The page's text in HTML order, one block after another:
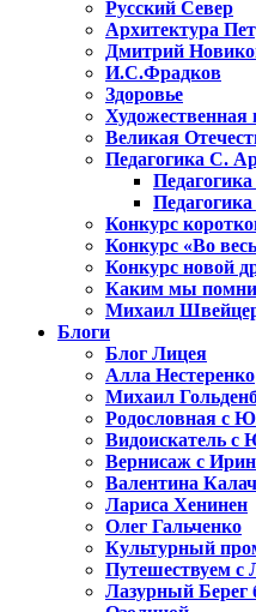
Русский Север
Архитектура
Дмитрий
И.С.Фрадков
Здоровье
Великая
Педагогика С.
Конкурс
Конкурс «Во
Конкурс новой
Каким мы
Михаил
Блоги
Блог Лицея
Алла Нестеренко
Михаил
Родословная с
Видоискатель
Вернисаж с
Валентина
Лариса Хенинен
Олег Гальченко
Культурный
Путешествуем с
Лазурный Берег